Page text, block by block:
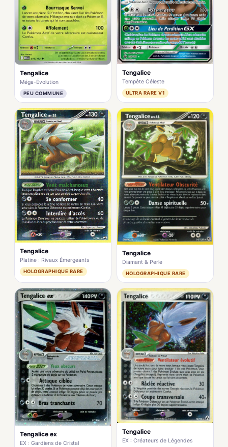
Tengalice
Méga-Évolution
PEU COMMUNE
Tengalice
Tempête Céleste
ULTRA RARE V1
Tengalice
Platine : Rivaux Émergeants
HOLOGRAPHIQUE RARE
Tengalice
Diamant & Perle
HOLOGRAPHIQUE RARE
Tengalice ex
EX : Gardiens de Cristal
Tengalice
EX : Créateurs de Légendes